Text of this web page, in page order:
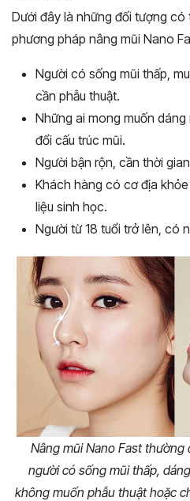
Dưới đây là những đối tượng
phương pháp nâng mũi Nano
Người có sống mũi thấp,
cần phẫu thuật.
Những ai mong muốn
đổi cấu trúc mũi.
Người bận rộn, cần thời
Khách hàng có cơ địa
liệu sinh học.
Người từ 18 tuổi trở lên, có
Nâng mũi Nano Fast
người có sống mũi thấp,
không muốn phẫu thuật hoặc